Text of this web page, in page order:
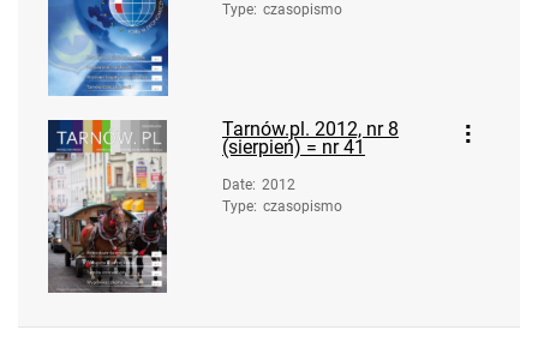
Type: czasopismo
Tarnów.pl. 2012, nr 8
(sierpień) = nr 41
Date: 2012
Type: czasopismo